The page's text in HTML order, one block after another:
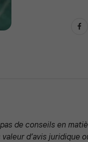
de conseils en
valeur d’avis